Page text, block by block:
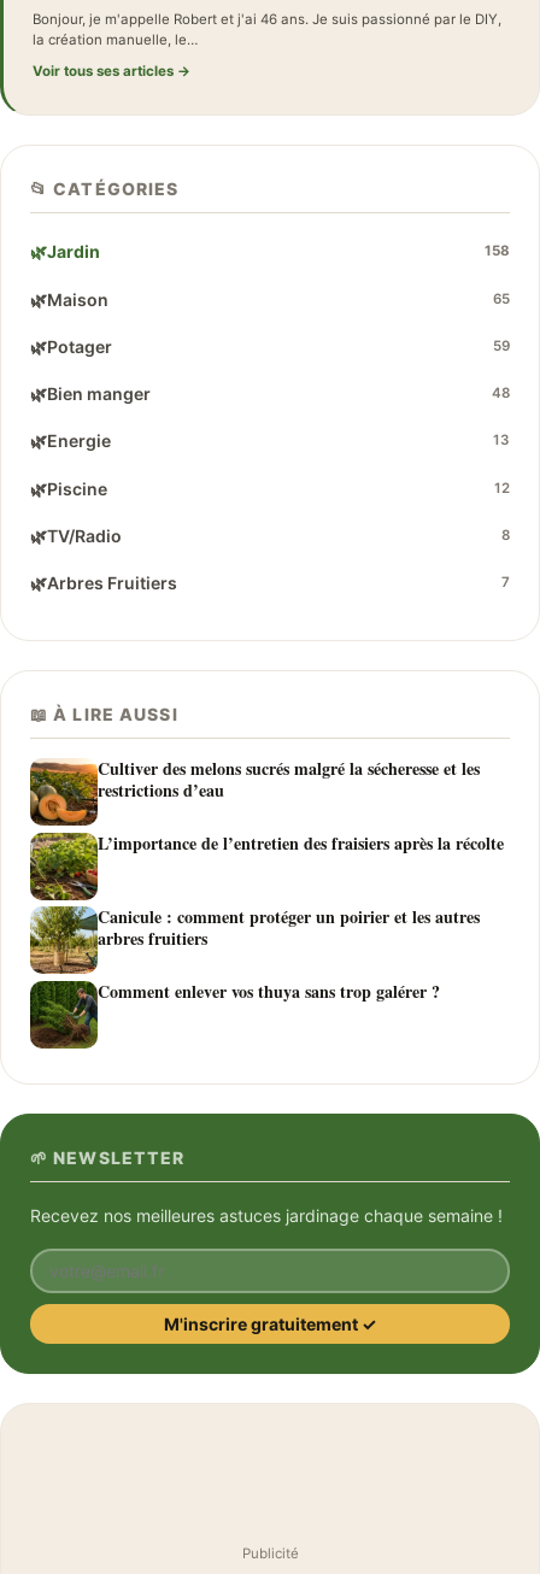
Bonjour, je m'appelle Robert et j'ai 46 ans. Je suis passionné par le DIY,
la création manuelle, le…
Voir tous ses articles →
📂 CATÉGORIES
🌿Jardin 158
🌿Maison 65
🌿Potager 59
🌿Bien manger 48
🌿Energie 13
🌿Piscine 12
🌿TV/Radio 8
🌿Arbres Fruitiers 7
📖 À LIRE AUSSI
Cultiver des melons sucrés malgré la sécheresse et les
restrictions d’eau
L’importance de l’entretien des fraisiers après la récolte
Canicule : comment protéger un poirier et les autres
arbres fruitiers
Comment enlever vos thuya sans trop galérer ?
🌱 NEWSLETTER
Recevez nos meilleures astuces jardinage chaque semaine !
Votre email
M'inscrire gratuitement ✓
Publicité